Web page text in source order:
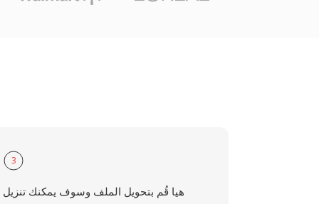
3
هيا قُم بتحويل الملف وسوف يمكنك تنزيل